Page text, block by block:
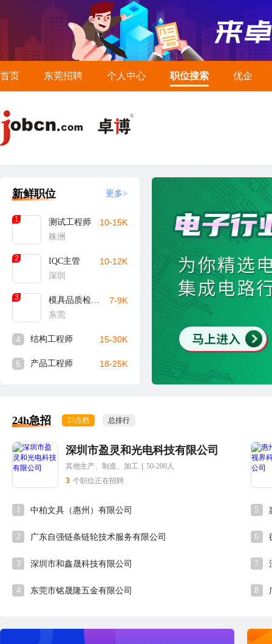
首页 东莞招聘 个人中心 职位搜索 优企
新鲜职位 更多>
1
测试工程师
株洲
10-15K
2
IQC主管
深圳
10-12K
3
模具品质检验员
东莞
7-9K
4 结构工程师 15-30K
5 产品工程师 18-25K
24h急招 23点档 总排行
深圳市盈灵和光电科技有限公司
其他生产、制造、加工
50-200人
3 个职位正在招聘
1 中柏文具（惠州）有限公司
2 广东自强链条链轮技术服务有限公司
3 深圳市和鑫晟科技有限公司
4 东莞市铭晟隆五金有限公司
5
6
7
8